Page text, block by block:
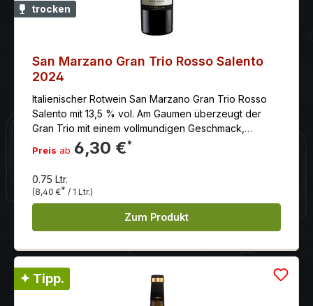
trocken
San Marzano Gran Trio Rosso Salento
2024
Italienischer Rotwein San Marzano Gran Trio Rosso
Salento mit 13,5 % vol. Am Gaumen überzeugt der
Gran Trio mit einem vollmundigen Geschmack,
weichen Tanninen und einem langen und
angenehmen Nachhall.
Preis ab 6,30 €*
0.75 Ltr.
(8,40 €* / 1 Ltr.)
Zum Produkt
✦ Tipp.